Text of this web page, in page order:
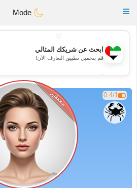
EmiratesChat
Toggle
💕
💕
ابحث عن شريكك المثالي
قم بتحميل تطبيق التعارف الآن!
0.4/1 محظور